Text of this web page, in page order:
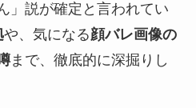
」説が確定と言われてい
や、気になる顔バレ画像の
まで、徹底的に深掘りし